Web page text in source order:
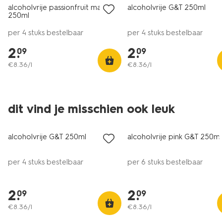
alcoholvrije passionfruit martini
250ml
per 4 stuks bestelbaar
2.
09
€8.36/l
alcoholvrije G&T 250ml
per 4 stuks bestelbaar
2.
09
€8.36/l
dit vind je misschien ook leuk
2 voor 2.99
met je HEMA pas
alcoholvrije G&T 250ml
per 4 stuks bestelbaar
2.
09
€8.36/l
2 voor 2.99
met je HEMA pas
alcoholvrije pink G&T 250ml
per 6 stuks bestelbaar
2.
09
€8.36/l